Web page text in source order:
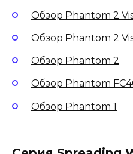
Обзор Phantom 2
Обзор Phantom 2
Обзор Phantom 2
Обзор Phantom
Обзор Phantom 1